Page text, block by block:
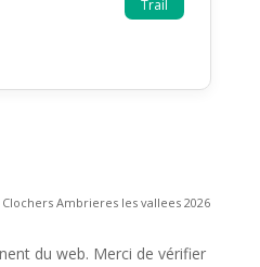
Trail
Ambrieres les vallees 2026
du web. Merci de vérifier